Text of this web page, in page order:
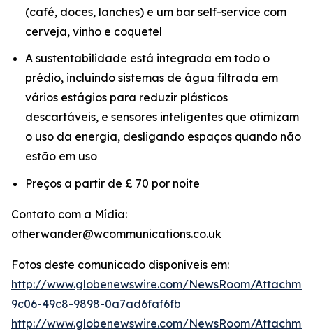
(café, doces, lanches) e um bar self-service com
cerveja, vinho e coquetel
A sustentabilidade está integrada em todo o
prédio, incluindo sistemas de água filtrada em
vários estágios para reduzir plásticos
descartáveis, e sensores inteligentes que otimizam
o uso da energia, desligando espaços quando não
estão em uso
Preços a partir de £ 70 por noite
Contato com a Mídia:
otherwander@wcommunications.co.uk
Fotos deste comunicado disponíveis em:
http://www.globenewswire.com/NewsRoom/
9c06-49c8-9898-0a7ad6faf6fb
http://www.globenewswire.com/NewsRoom/